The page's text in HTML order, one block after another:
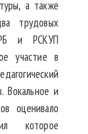
а также
трудовых
и РСКУП
участие в
Вокальное и
оценивало
которое